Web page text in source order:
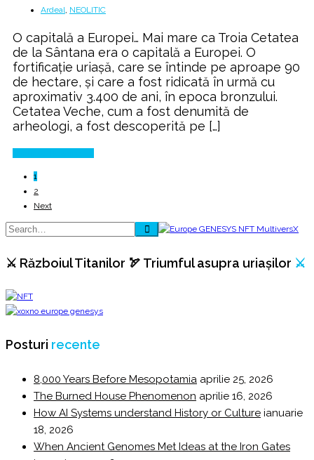
Ardeal NEOLITIC
O capitală a Europei… Mai mare ca Troia Cetatea
de la Sântana era o capitală a Europei. O
fortificaţie uriaşă, care se întinde pe aproape 90
de hectare, şi care a fost ridicată în urmă cu
aproximativ 3.400 de ani, în epoca bronzului.
Cetatea Veche, cum a fost denumită de
arheologi, a fost descoperită pe […]
1
2
Next
⚔️ Războiul Titanilor 🏹 Triumful asupra uriașilor ⚔️
Posturi recente
8,000 Years Before Mesopotamia aprilie 25, 2026
The Burned House Phenomenon aprilie 16, 2026
How AI Systems understand History or Culture ianuarie
18, 2026
When Ancient Genomes Met Ideas at the Iron Gates